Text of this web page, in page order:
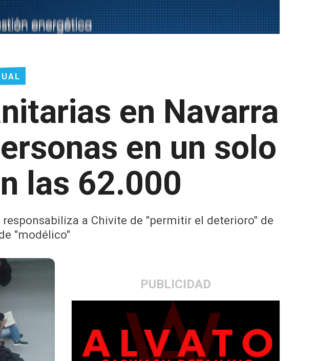
en Navarra
en un solo
las 62.000
a Chivite de "permitir el deterioro" de
"modélico"
PUBLICIDAD